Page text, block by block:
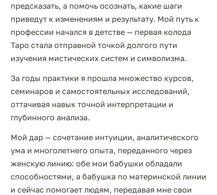
предсказать, а помочь осознать, какие шаги
приведут к изменениям и результату. Мой путь к
профессии начался в детстве — первая колода
Таро стала отправной точкой долгого пути
изучения мистических систем и символизма.
За годы практики я прошла множество курсов,
семинаров и самостоятельных исследований,
оттачивая навык точной интерпретации и
глубинного анализа.
Мой дар — сочетание интуиции, аналитического
ума и многолетнего опыта, переданного через
женскую линию: обе мои бабушки обладали
способностями, а бабушка по материнской линии
и сейчас помогает людям, передавая мне свои